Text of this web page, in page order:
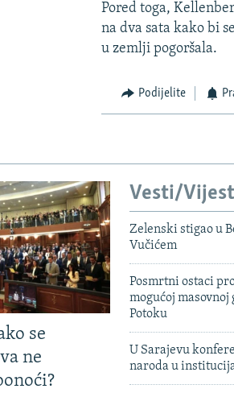
Pored toga,
na dva sata kako bi
u zemlji pogoršala.
Podijelite
se
ne
Vesti/
Zelenski stigao u
Vučićem
Posmrtni ostaci
mogućoj
Potoku
U Sarajevu
naroda u